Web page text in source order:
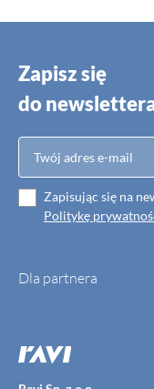
Zapisz się
do
Zapisując się na
Politykę
Dla partnera